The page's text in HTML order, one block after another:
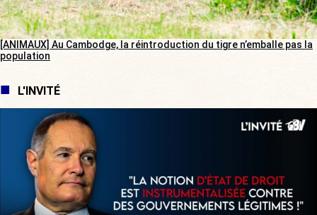
[ANIMAUX] Au Cambodge, la réintroduction du tigre n’emballe pas la
population
L'INVITÉ